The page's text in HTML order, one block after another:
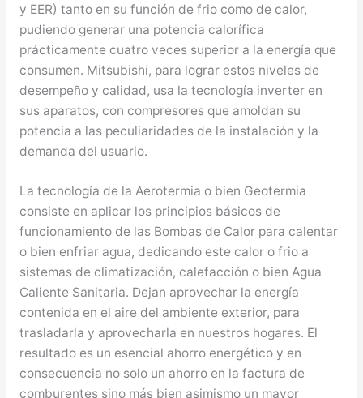
y EER) tanto en su función de frio como de calor,
pudiendo generar una potencia calorífica
prácticamente cuatro veces superior a la energía que
consumen. Mitsubishi, para lograr estos niveles de
desempeño y calidad, usa la tecnología inverter en
sus aparatos, con compresores que amoldan su
potencia a las peculiaridades de la instalación y la
demanda del usuario.
La tecnología de la Aerotermia o bien Geotermia
consiste en aplicar los principios básicos de
funcionamiento de las Bombas de Calor para calentar
o bien enfriar agua, dedicando este calor o frio a
sistemas de climatización, calefacción o bien Agua
Caliente Sanitaria. Dejan aprovechar la energía
contenida en el aire del ambiente exterior, para
trasladarla y aprovecharla en nuestros hogares. El
resultado es un esencial ahorro energético y en
consecuencia no solo un ahorro en la factura de
comburentes sino más bien asimismo un mayor